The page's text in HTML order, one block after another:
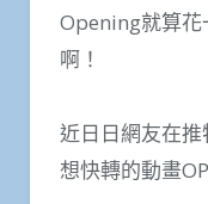
Opening就算花
啊！
近日日網友在
想快轉的動畫